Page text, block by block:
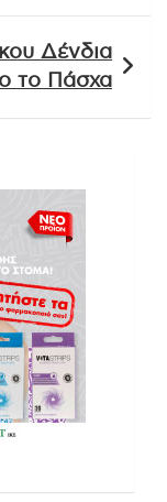
Δένδια
το Πάσχα